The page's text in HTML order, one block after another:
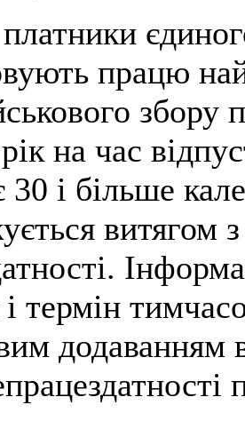
працю
збору
на час
30 і більше
витягом
термін
додаванням